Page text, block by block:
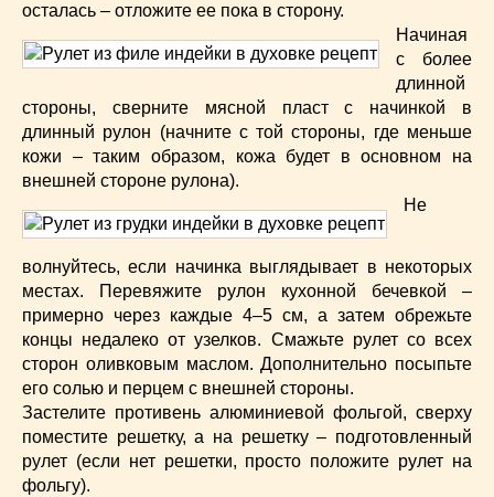
осталась – отложите ее пока в сторону.
Начиная
с более
длинной
стороны, сверните мясной пласт с начинкой в
длинный рулон (начните с той стороны, где меньше
кожи – таким образом, кожа будет в основном на
внешней стороне рулона).
Не
волнуйтесь, если начинка выглядывает в некоторых
местах. Перевяжите рулон кухонной бечевкой –
примерно через каждые 4–5 см, а затем обрежьте
концы недалеко от узелков. Смажьте рулет со всех
сторон оливковым маслом. Дополнительно посыпьте
его солью и перцем с внешней стороны.
Застелите противень алюминиевой фольгой, сверху
поместите решетку, а на решетку – подготовленный
рулет (если нет решетки, просто положите рулет на
фольгу).